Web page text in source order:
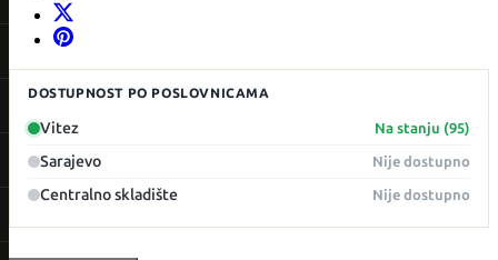
DOSTUPNOST PO POSLOVNICAMA
Vitez Na stanju (95)
Sarajevo Nije dostupno
Centralno skladište Nije dostupno